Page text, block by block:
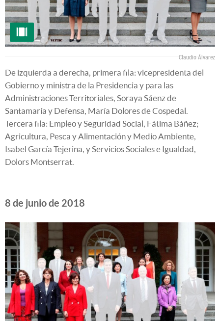
Claudio Álvarez
De izquierda a derecha, primera fila: vicepresidenta del
Gobierno y ministra de la Presidencia y para las
Administraciones Territoriales, Soraya Sáenz de
Santamaría y Defensa, María Dolores de Cospedal.
Tercera fila: Empleo y Seguridad Social, Fátima Báñez;
Agricultura, Pesca y Alimentación y Medio Ambiente,
Isabel García Tejerina, y Servicios Sociales e Igualdad,
Dolors Montserrat.
8 de junio de 2018